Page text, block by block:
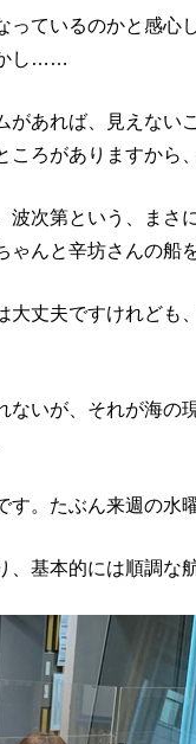
っているのかと感心
し……
があれば、見えな
ころがありますから
波次第という、まさ
ゃんと辛坊さんの船
大丈夫ですけれど
ないが、それが海の
す。たぶん来週の水
、基本的には順調な